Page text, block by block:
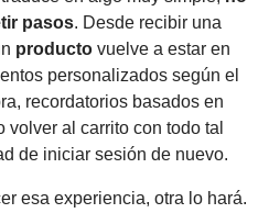
pasos. Desde recibir una
producto vuelve a estar en
personalizados según el
recordatorios basados en
volver al carrito con todo tal
de iniciar sesión de nuevo.
esa experiencia, otra lo hará.